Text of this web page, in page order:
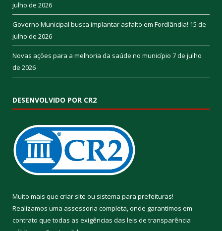
julho de 2026
Governo Municipal busca implantar asfalto em Fordlândia! 15 de
julho de 2026
Novas ações para a melhoria da saúde no município 7 de julho
de 2026
DESENVOLVIDO POR CR2
Muito mais que criar site ou sistema para prefeituras!
Realizamos uma assessoria completa, onde garantimos em
contrato que todas as exigências das leis de transparência